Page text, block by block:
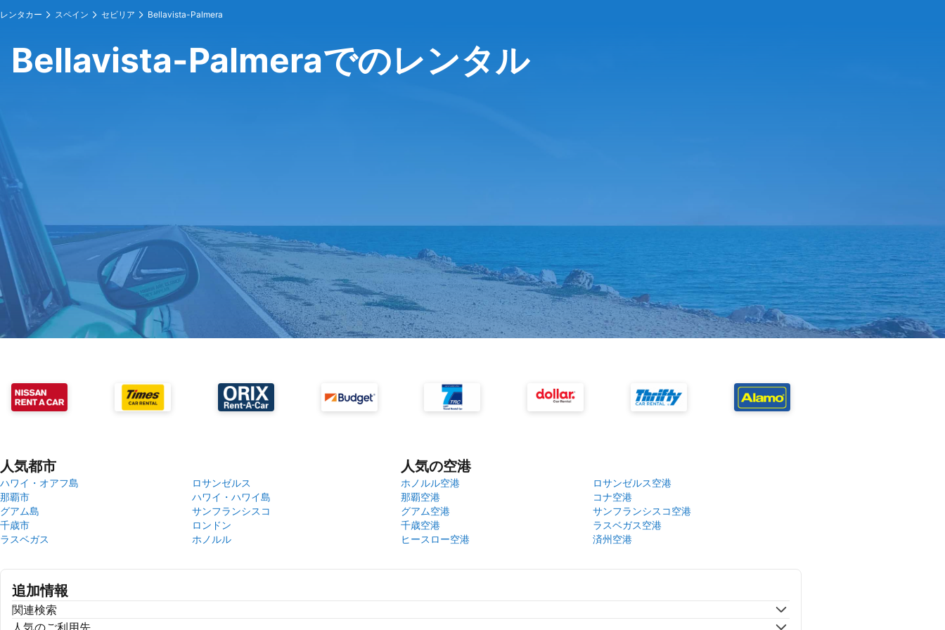
レンタカー スペイン セビリア Bellavista-Palmera
Bellavista-Palmeraでのレンタル
人気都市
ハワイ・オアフ島
ロサンゼルス
那覇市
ハワイ・ハワイ島
グアム島
サンフランシスコ
千歳市
ロンドン
ラスベガス
ホノルル
人気の空港
ホノルル空港
ロサンゼルス空港
那覇空港
コナ空港
グアム空港
サンフランシスコ空港
千歳空港
ラスベガス空港
ヒースロー空港
済州空港
追加情報
関連検索
人気のご利用先